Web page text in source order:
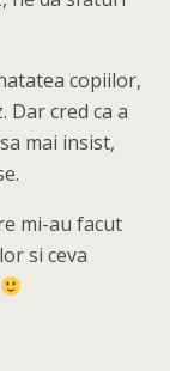
copiilor,
Dar cred ca a
mai insist,
mi-au facut
si ceva